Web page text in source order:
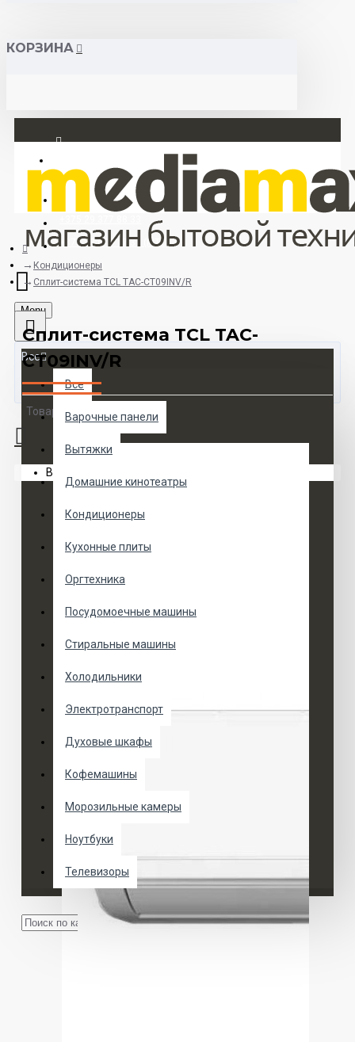
КОРЗИНА
Регистрация
+375 33 673 17 31 (МТС)
Menu
Все
Все
Варочные панели
Вытяжки
Домашние кинотеатры
Кондиционеры
Кухонные плиты
Оргтехника
Посудомоечные машины
Стиральные машины
Холодильники
Электротранспорт
Духовые шкафы
Кофемашины
Морозильные камеры
Ноутбуки
Телевизоры
Товаров 0 (0 руб.)
Ваша корзина пуста!
Кондиционеры
Сплит-система TCL TAC-CT09INV/R
Сплит-система TCL TAC-
CT09INV/R